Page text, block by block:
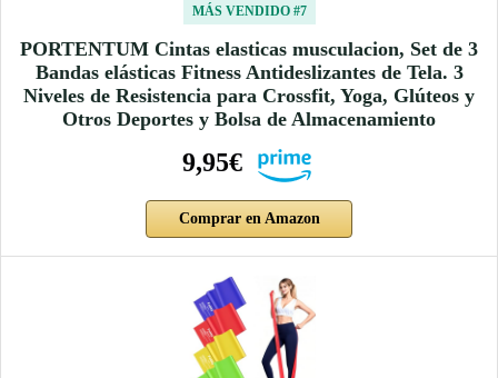
MÁS VENDIDO #7
PORTENTUM Cintas elasticas musculacion, Set de 3
Bandas elásticas Fitness Antideslizantes de Tela. 3
Niveles de Resistencia para Crossfit, Yoga, Glúteos y
Otros Deportes y Bolsa de Almacenamiento
9,95€
Comprar en Amazon